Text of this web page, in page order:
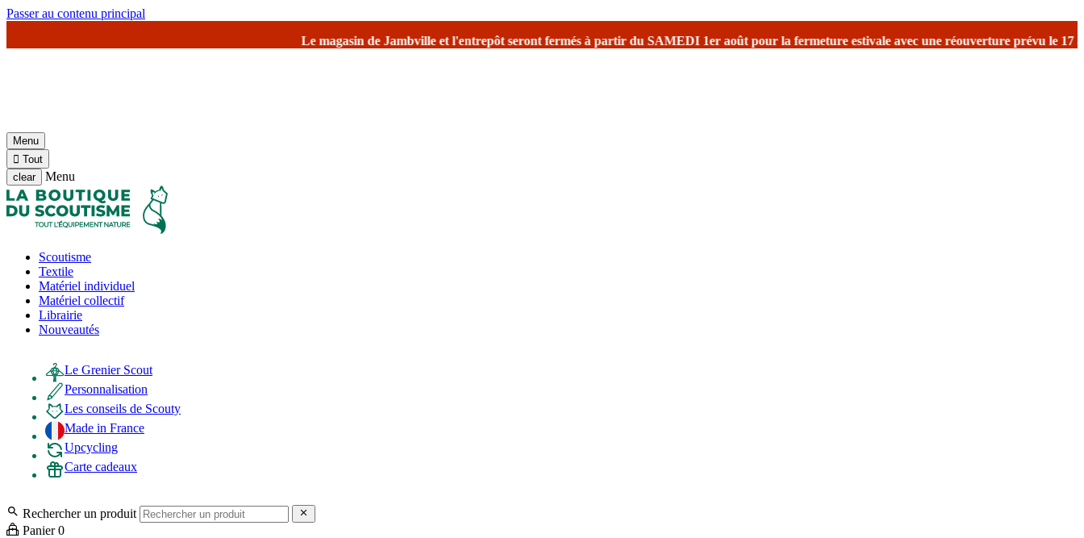
Passer au contenu principal
Le magasin de Jambville et l'entrepôt seront fermés à partir du SAMEDI 1er aoûtpour la fermeture estivaleavec une réouverture prévu le 17 août avec
Menu
 Tout
clear
Menu
Scoutisme
Textile
Matériel individuel
Matériel collectif
Librairie
Nouveautés
Le Grenier Scout
Personnalisation
Les conseils de Scouty
Made in France
Upcycling
Carte cadeaux
 Rechercher un produit 
Panier 0